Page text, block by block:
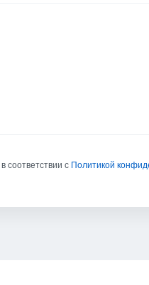
в соответствии с Политикой